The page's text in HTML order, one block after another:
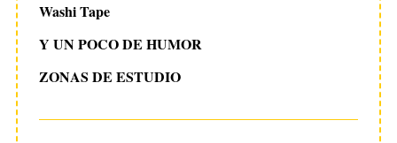
Washi Tape
Y UN POCO DE HUMOR
ZONAS DE ESTUDIO